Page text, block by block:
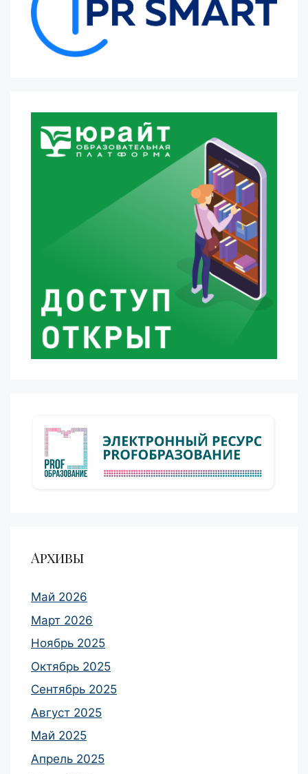
Архивы
Май 2026
Март 2026
Ноябрь 2025
Октябрь 2025
Сентябрь 2025
Август 2025
Май 2025
Апрель 2025